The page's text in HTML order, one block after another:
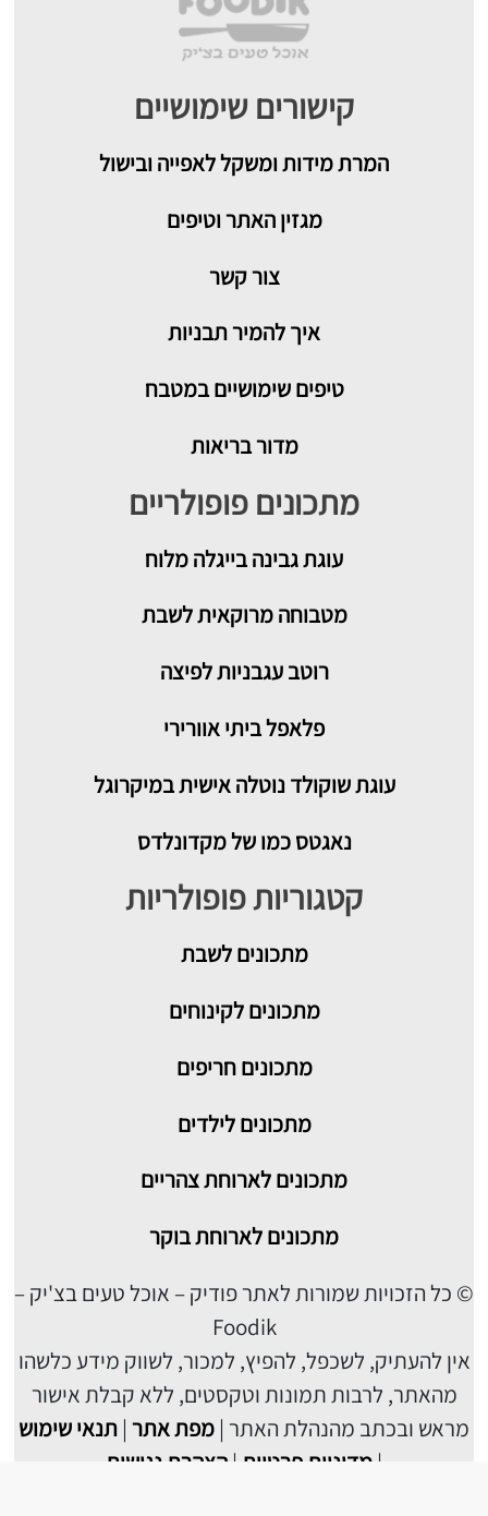
קישורים שימושיים
המרת מידות ומשקל לאפייה ובישול
מגזין האתר וטיפים
צור קשר
איך להמיר תבניות
טיפים שימושיים במטבח
מדור בריאות
מתכונים פופולריים
עוגת גבינה בייגלה מלוח
מטבוחה מרוקאית לשבת
רוטב עגבניות לפיצה
פלאפל ביתי אוורירי
עוגת שוקולד נוטלה אישית במיקרוגל
נאגטס כמו של מקדונלדס
קטגוריות פופולריות
מתכוניםלשבת
מתכונים לקינוחים
מתכונים חריפים
מתכונים לילדים
מתכונים לארוחת צהריים
מתכונים לארוחת בוקר
© כל הזכויות שמורות לאתר פודיק – אוכל טעים בצ'יק –
Foodik
אין להעתיק, לשכפל, להפיץ, למכור, לשווק מידע כלשהו
מהאתר, לרבות תמונות וטקסטים, ללא קבלת אישור
מראש ובכתב מהנהלת האתר | מפת אתר | תנאי שימוש
|מדיניות פרטיות |הצהרת נגישות